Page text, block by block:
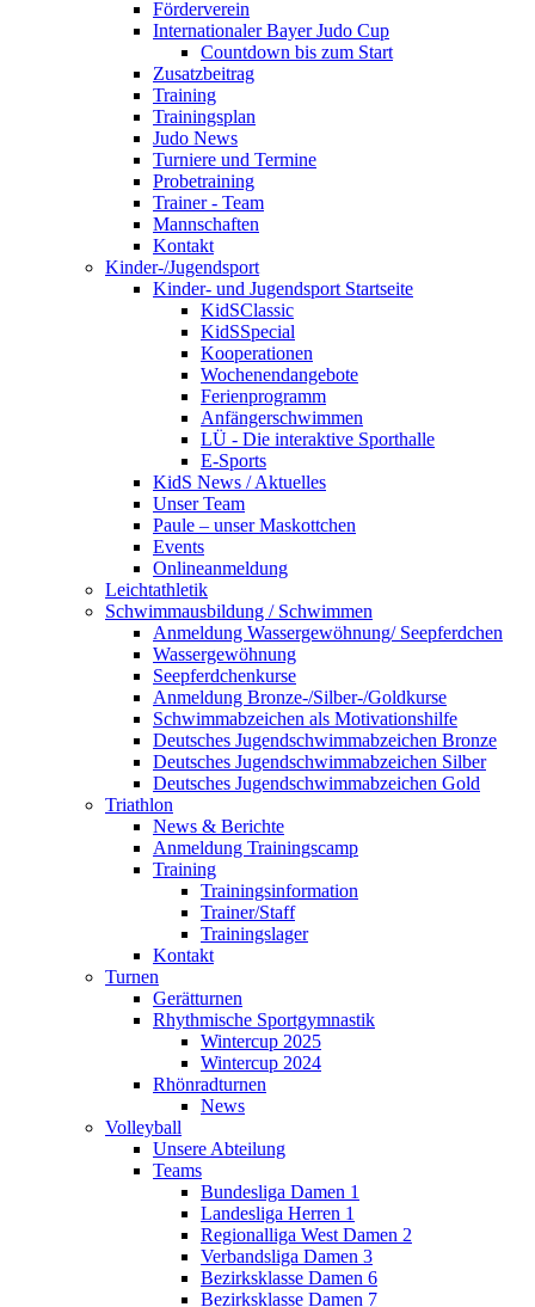
Förderverein
Internationaler Bayer Judo Cup
Countdown bis zum Start
Zusatzbeitrag
Training
Trainingsplan
Judo News
Turniere und Termine
Probetraining
Trainer - Team
Mannschaften
Kontakt
Kinder-/Jugendsport
Kinder- und Jugendsport Startseite
KidSClassic
KidSSpecial
Kooperationen
Wochenendangebote
Ferienprogramm
Anfängerschwimmen
LÜ - Die interaktive Sporthalle
E-Sports
KidS News / Aktuelles
Unser Team
Paule – unser Maskottchen
Events
Onlineanmeldung
Leichtathletik
Schwimmausbildung / Schwimmen
Anmeldung Wassergewöhnung/ Seepferdchen
Wassergewöhnung
Seepferdchenkurse
Anmeldung Bronze-/Silber-/Goldkurse
Schwimmabzeichen als Motivationshilfe
Deutsches Jugendschwimmabzeichen Bronze
Deutsches Jugendschwimmabzeichen Silber
Deutsches Jugendschwimmabzeichen Gold
Triathlon
News & Berichte
Anmeldung Trainingscamp
Training
Trainingsinformation
Trainer/Staff
Trainingslager
Kontakt
Turnen
Gerätturnen
Rhythmische Sportgymnastik
Wintercup 2025
Wintercup 2024
Rhönradturnen
News
Volleyball
Unsere Abteilung
Teams
Bundesliga Damen 1
Landesliga Herren 1
Regionalliga West Damen 2
Verbandsliga Damen 3
Bezirksklasse Damen 6
Bezirksklasse Damen 7